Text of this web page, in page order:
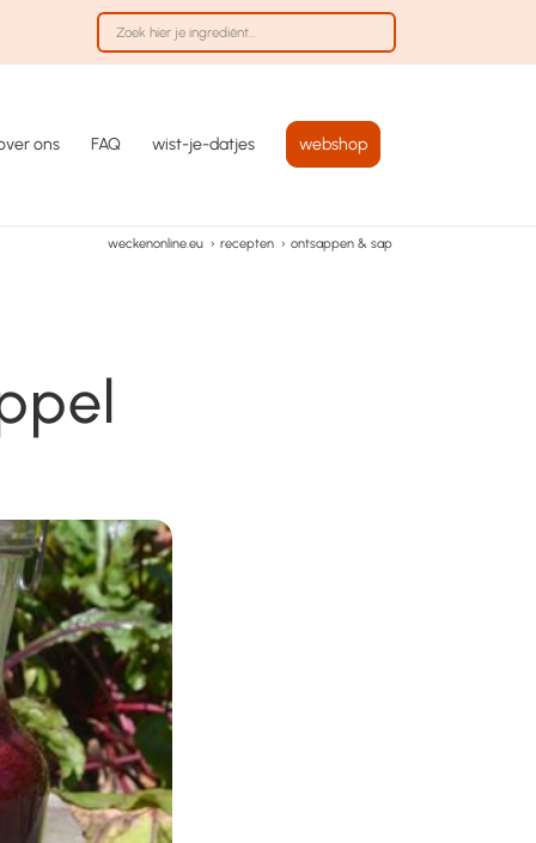
ons FAQ wist-je-datjes webshop
weckenonline.eu › recepten › ontsappen & sap